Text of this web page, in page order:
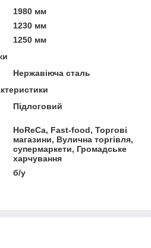
1980 мм
1230 мм
1250 мм
Нержавіюча сталь
Підлоговий
HoReCa, Fast-food, Торгові
магазини, Вулична торгівля,
супермаркети, Громадське
харчування
б/у